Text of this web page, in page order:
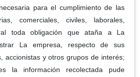
para el cumplimiento de las
comerciales, civiles, laborales,
toda obligación que ataña a La
La empresa, respecto de sus
accionistas y otros grupos de interés;
la información recolectada pude